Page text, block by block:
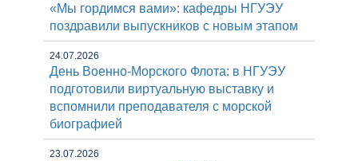
«Мы гордимся вами»: кафедры НГУЭУ
поздравили выпускников с новым этапом
24.07.2026
День Военно-Морского Флота: в НГУЭУ
подготовили виртуальную выставку и
вспомнили преподавателя с морской
биографией
23.07.2026